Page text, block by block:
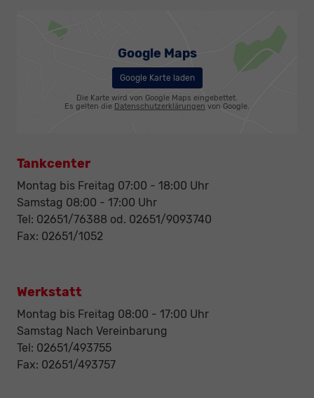
Google Maps
Google Karte laden
Die Karte wird von Google Maps eingebettet.
Es gelten die Datenschutzerklärungen von Google.
Tankcenter
Montag bis Freitag 07:00 - 18:00 Uhr
Samstag 08:00 - 17:00 Uhr
Tel: 02651/76388 od. 02651/9093740
Fax: 02651/1052
Werkstatt
Montag bis Freitag 08:00 - 17:00 Uhr
Samstag Nach Vereinbarung
Tel: 02651/493755
Fax: 02651/493757